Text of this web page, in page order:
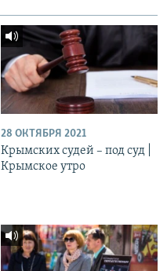
28 ОКТЯБРЯ 2021
Крымских судей – под суд |
Крымское утро